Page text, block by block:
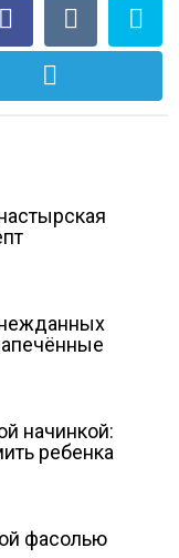
начинкой:
ребенка
фасолью